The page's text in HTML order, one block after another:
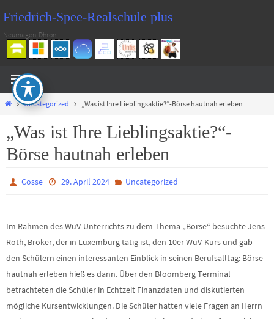
Inhalt
springen
Friedrich-Spee-Realschule plus
Neumagen-Dhron
StartUncategorized „Was ist Ihre Lieblingsaktie?“-Börse hautnah erleben
„Was ist Ihre Lieblingsaktie?“-
Börse hautnah erleben
Cosse 29. April 2024 Uncategorized
Im Rahmen des WuV-Unterrichts zu dem Thema „Börse“ besuchte Jens
Roth, Broker, der in Luxemburg tätig ist, den 10er WuV-Kurs und gab
den Schülern einen interessanten Einblick in seinen Berufsalltag: Börse
hautnah erleben hieß es dann. Über den Bloomberg Terminal
betrachteten die Schüler in Echtzeit Finanzdaten und diskutierten
mögliche Kursentwicklungen. Die Schüler hatten viele Fragen an Herrn